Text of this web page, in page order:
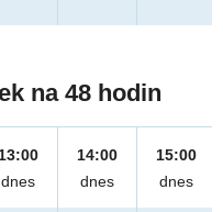
na 48 hodin
13:00
dnes
14:00
dnes
15:00
dnes